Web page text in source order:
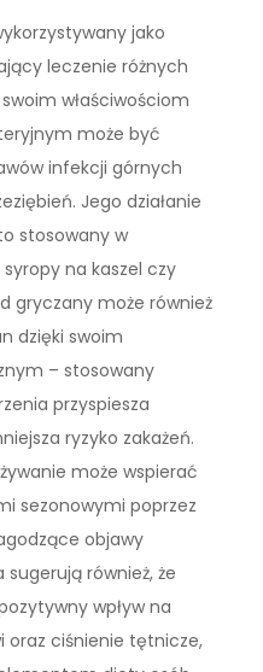
jako
leczenie różnych
właściwościom
może być
infekcji górnych
Jego działanie
stosowany w
na kaszel czy
gryczany może również
dzięki swoim
– stosowany
przyspiesza
ryzyko zakażeń.
może wspierać
sezonowymi poprzez
objawy
również, że
wpływ na
oraz ciśnienie tętnicze,